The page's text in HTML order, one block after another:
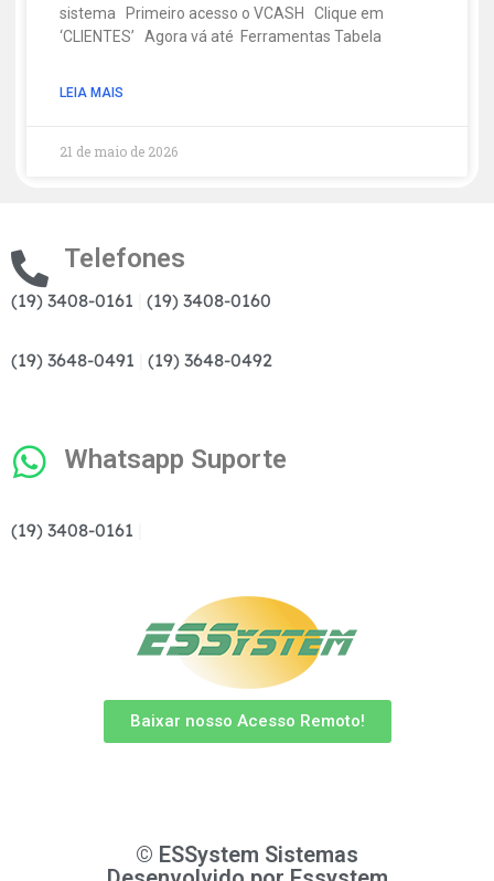
sistema Primeiro acesso o VCASH Clique em
‘CLIENTES’ Agora vá até Ferramentas Tabela
LEIA MAIS
21 de maio de 2026
Telefones
(19) 3408-0161 (19) 3408-0160
(19) 3648-0491 (19) 3648-0492
Whatsapp Suporte
(19) 3408-0161
Baixar nosso Acesso Remoto!
© ESSystem Sistemas